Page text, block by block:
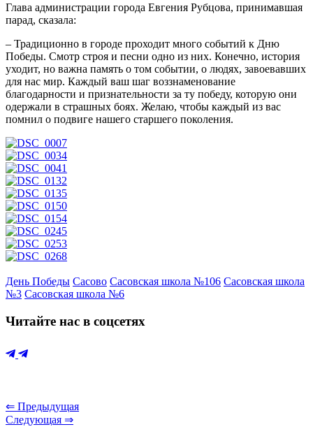
Глава администрации города Евгения Рубцова, принимавшая
парад, сказала:
– Традиционно в городе проходит много событий к Дню
Победы. Смотр строя и песни одно из них. Конечно, история
уходит, но важна память о том событии, о людях, завоевавших
для нас мир. Каждый ваш шаг воззнаменование
благодарности и признательности за ту победу, которую они
одержали в страшных боях. Желаю, чтобы каждый из вас
помнил о подвиге нашего старшего поколения.
День Победы Сасово Сасовская школа №106 Сасовская школа
№3 Сасовская школа №6
Читайте нас в соцсетях
⇐ Предыдущая
Следующая ⇒